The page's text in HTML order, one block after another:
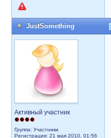
JustSomething
Активный участник
Группа: Участники
Регистрация: 21 мая 2010, 01:56